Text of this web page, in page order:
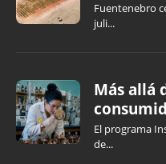
Fuentenebro
juli...
Más allá
El programa
de...